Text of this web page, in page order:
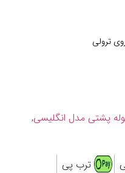
ترولی
پشتی مدل انگلیسی,
ترب پی